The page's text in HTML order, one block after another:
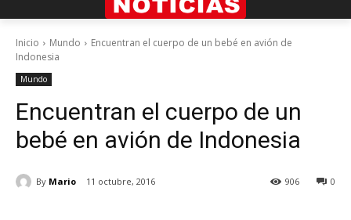
Inicio Mundo
Encuentran el cuerpo de un bebé en avión de
Indonesia
Mundo
Encuentran el cuerpo de un
bebé en avión de Indonesia
By Mario 11 octubre, 2016 0
906